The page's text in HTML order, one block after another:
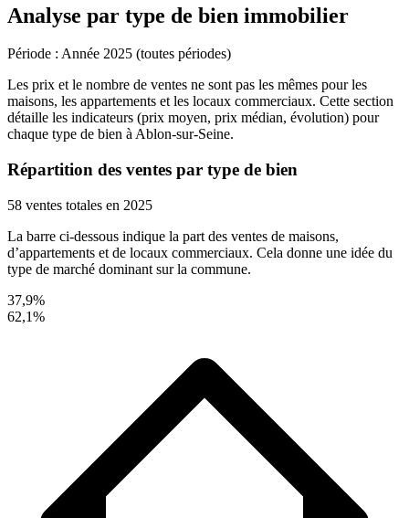
Analyse par type de bien immobilier
Période : Année 2025 (toutes périodes)
Les prix et le nombre de ventes ne sont pas les mêmes pour les
maisons, les appartements et les locaux commerciaux. Cette section
détaille les indicateurs (prix moyen, prix médian, évolution) pour
chaque type de bien à Ablon-sur-Seine.
Répartition des ventes par type de bien
58 ventes totales en 2025
La barre ci-dessous indique la part des ventes de maisons,
d’appartements et de locaux commerciaux. Cela donne une idée du
type de marché dominant sur la commune.
37,9%
62,1%